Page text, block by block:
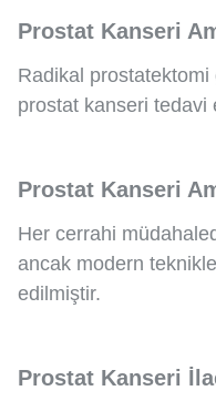
Prostat Kanseri
Radikal
prostat kanseri tedavi
Prostat Kanseri
Her cerrahi
ancak modern
edilmiştir.
Prostat Kanseri